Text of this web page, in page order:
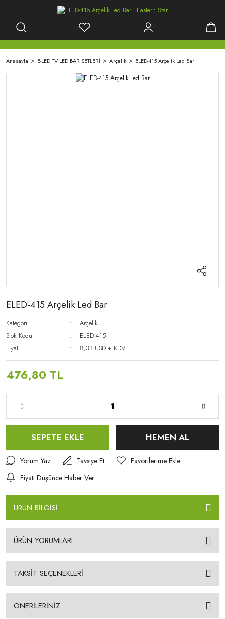
Anasayfa E-LED TV LED BAR SETLERİ Arçelik ELED-415 Arçelik Led Bar
ELED-415 Arçelik Led Bar
Kategori
Arçelik
Stok Kodu
ELED-415
Fiyat
8,33 USD + KDV
476,80 TL
SEPETE EKLE HEMEN AL
Yorum Yaz
Tavsiye Et
Fiyatı Düşünce Haber Ver
ÜRÜN BİLGİSİ
ÜRÜN YORUMLARI
TAKSİT SEÇENEKLERİ
ÖNERİLERİNİZ